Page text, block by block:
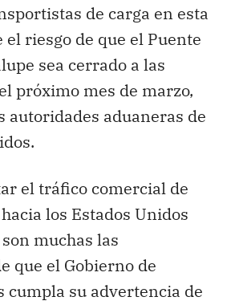
de carga en esta
riesgo de que el Puente
sea cerrado a las
próximo mes de marzo,
autoridades aduaneras de
el tráfico comercial de
los Estados Unidos
muchas las
que el Gobierno de
cumpla su advertencia de